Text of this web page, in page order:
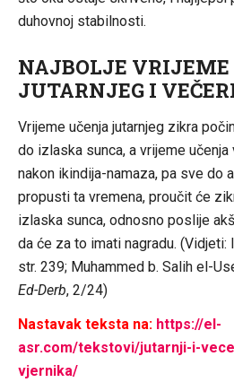
duhovnoj stabilnosti.
NAJBOLJE VRIJEME
JUTARNJEG I
Vrijeme učenja jutarnjeg zikra
do izlaska sunca, a vrijeme
nakon ikindija-namaza, pa sve do
propusti ta vremena, proučit će
izlaska sunca, odnosno poslije
da će za to imati nagradu. (Vidjeti:
str. 239; Muhammed b. Salih el-
Ed-Derb, 2/24)
Nastavak teksta na: https://el-
asr.com/tekstovi/jutarnji-i-
vjernika/